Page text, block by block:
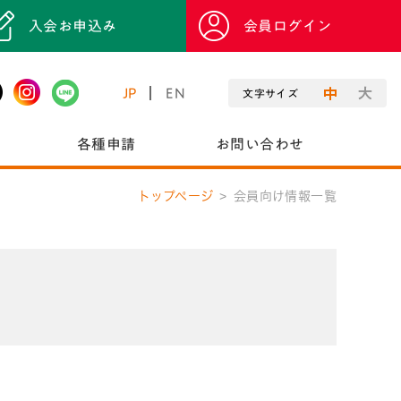
入会お申込み 会員ログイン
JP EN 文字サイズ
各種申請 お問い合わせ
トップページ 会員向け情報一覧